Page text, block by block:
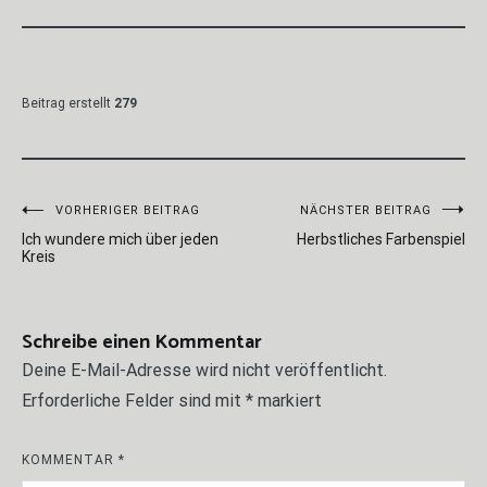
Beitrag erstellt 279
Beitragsnavigation
VORHERIGER BEITRAG
Ich wundere mich über jeden
Kreis
NÄCHSTER BEITRAG
Herbstliches Farbenspiel
Schreibe einen Kommentar
Deine E-Mail-Adresse wird nicht veröffentlicht.
Erforderliche Felder sind mit * markiert
KOMMENTAR *